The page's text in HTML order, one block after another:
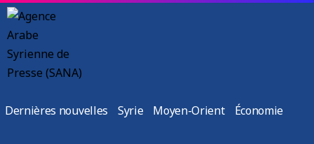
Dernières nouvelles Syrie Moyen-Orient Économie